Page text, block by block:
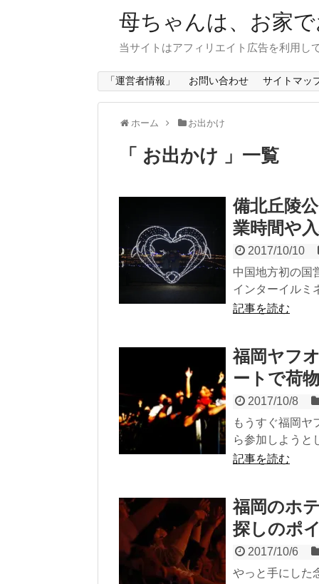
母ちゃんは、お家
当サイトはアフィリエイト広告を利用し
「運営者情報」 お問い合わせ サイトマッ
ホーム お出かけ
「 お出かけ 」一覧
備北丘陵
業時間や
2017/10/10
中国地方初の国
インターイルミ
記事を読む
福岡ヤフ
ートで荷
2017/10/8
もうすぐ福岡ヤ
ら参加しようと
記事を読む
福岡のホ
探しのポ
2017/10/6
やっと手にした